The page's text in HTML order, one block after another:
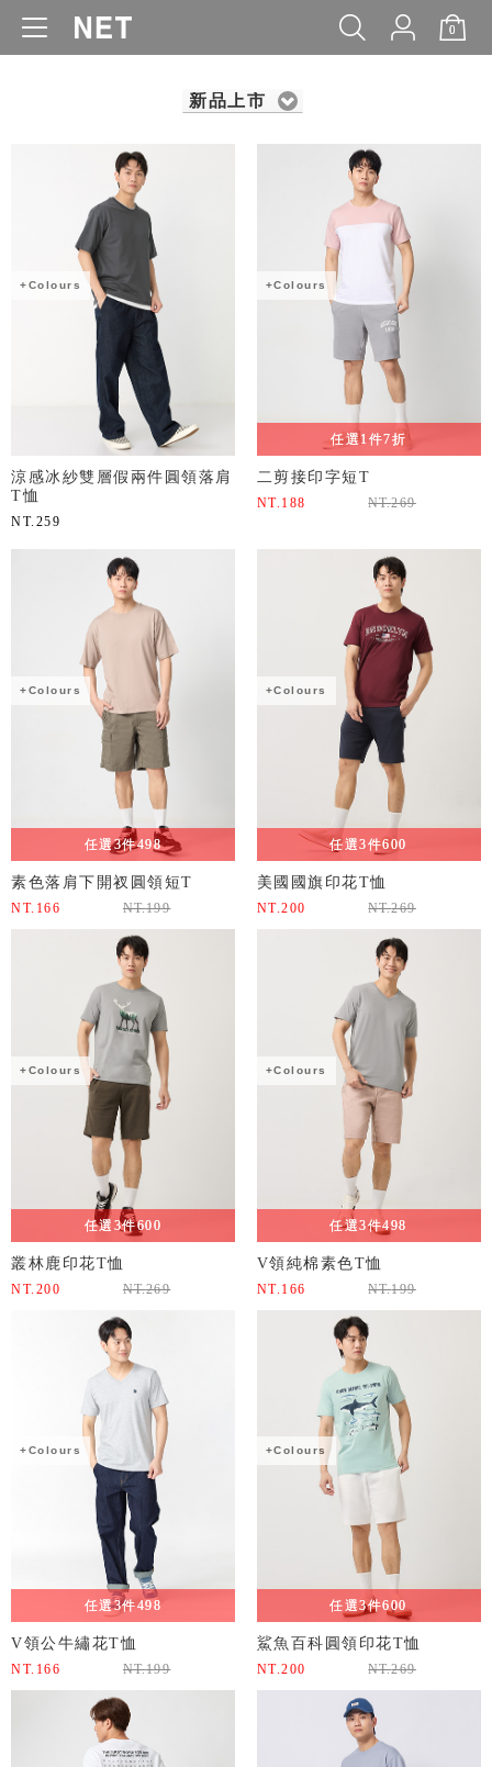
0
WOMEN MEN KIDS BABY
新品上市
+Colours
涼感冰紗雙層假兩件圓領落肩
T恤
NT. 259
+Colours
任選1件7折
二剪接印字短T
NT. 188 NT.269
+Colours
任選3件498
素色落肩下開衩圓領短T
NT. 166 NT.199
+Colours
任選3件600
美國國旗印花T恤
NT.200 NT.269
+Colours
任選3件600
叢林鹿印花T恤
NT. 200 NT.269
+Colours
任選3件498
V領純棉素色T恤
NT. 166 NT.199
+Colours
任選3件498
V領公牛繡花T恤
NT. 166 NT.199
+Colours
任選3件600
鯊魚百科圓領印花T恤
NT.200 NT.269